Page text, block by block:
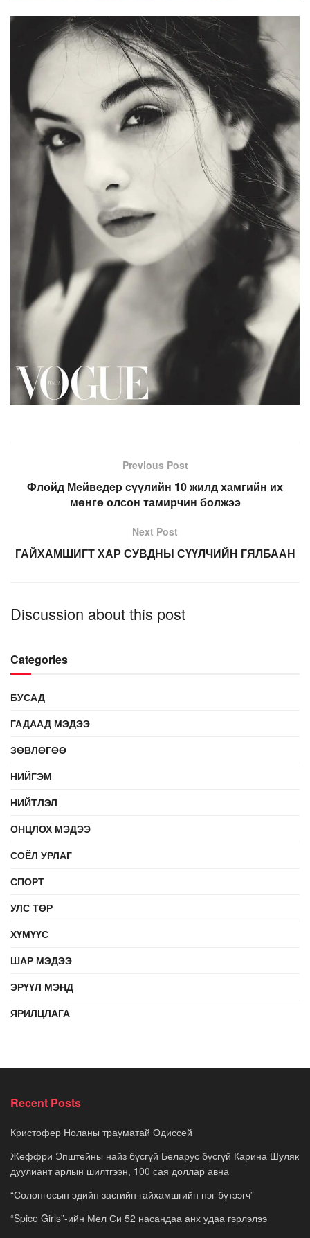
Previous Post
Флойд Мейведер сүүлийн 10 жилд хамгийн их
мөнгө олсон тамирчин болжээ
Next Post
ГАЙХАМШИГТ ХАР СУВДНЫ СҮҮЛЧИЙН ГЯЛБААН
Discussion about this post
Categories
БУСАД
ГАДААД МЭДЭЭ
ЗӨВЛӨГӨӨ
НИЙГЭМ
НИЙТЛЭЛ
ОНЦЛОХ МЭДЭЭ
СОЁЛ УРЛАГ
СПОРТ
УЛС ТӨР
ХҮМҮҮС
ШАР МЭДЭЭ
ЭРҮҮЛ МЭНД
ЯРИЛЦЛАГА
Recent Posts
Кристофер Ноланы трауматай Одиссей
Жеффри Эпштейны найз бүсгүй Беларус бүсгүй Карина Шуляк
дуулиант арлын шилтгээн, 100 сая доллар авна
“Солонгосын эдийн засгийн гайхамшгийн нэг бүтээгч”
“Spice Girls”-ийн Мел Си 52 насандаа анх удаа гэрлэлээ